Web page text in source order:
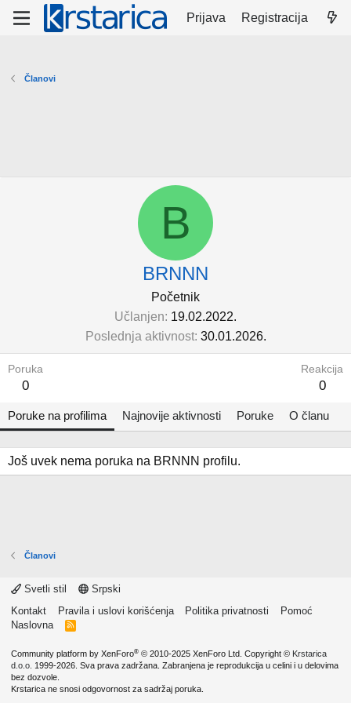
Prijava Registracija
Članovi
B
BRNNN
Početnik
Učlanjen 19.02.2022.
Poslednja aktivnost 30.01.2026.
Poruka
0
Reakcija
0
Poruke na profilima Najnovije aktivnosti Poruke O članu
Još uvek nema poruka na BRNNN profilu.
Članovi
Svetli stil
Srpski
Kontakt
Pravila i uslovi korišćenja Politika privatnosti
Pomoć
Naslovna
R
Community platform by XenForo® © 2010-2025 XenForo Ltd. Copyright © Krstarica
d.o.o. 1999-2026. Sva prava zadržana. Zabranjena je reprodukcija u celini i u delovima
bez dozvole.
Krstarica ne snosi odgovornost za sadržaj poruka.